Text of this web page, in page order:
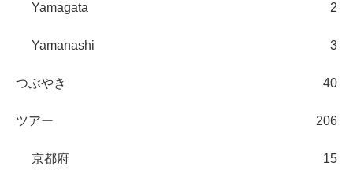
Yamagata 2
Yamanashi 3
つぶやき 40
ツアー 206
京都府 15